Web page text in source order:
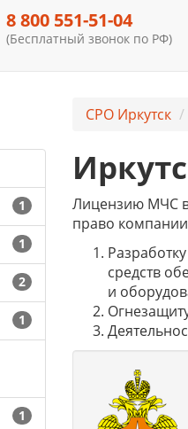
8 800 551-51-04
(Бесплатный звонок по РФ)
СРО Иркутск
Лицензию МЧС
право
средств
и
1
1
2
1
1